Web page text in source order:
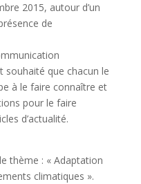
2015, autour d’un
de
souhaité que chacun le
à le faire connaître et
pour le faire
d’actualité.
thème : « Adaptation
climatiques ».